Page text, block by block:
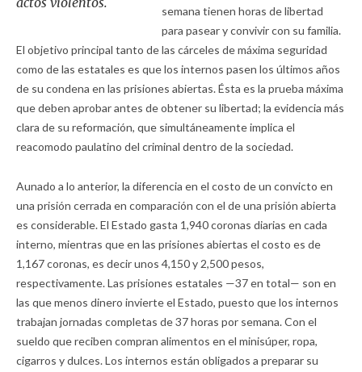
semana tienen horas de libertad
para pasear y convivir con su familia.
El objetivo principal tanto de las cárceles de máxima seguridad
como de las estatales es que los internos pasen los últimos años
de su condena en las prisiones abiertas. Ésta es la prueba máxima
que deben aprobar antes de obtener su libertad; la evidencia más
clara de su reformación, que simultáneamente implica el
reacomodo paulatino del criminal dentro de la sociedad.
Aunado a lo anterior, la diferencia en el costo de un convicto en
una prisión cerrada en comparación con el de una prisión abierta
es considerable. El Estado gasta 1,940 coronas diarias en cada
interno, mientras que en las prisiones abiertas el costo es de
1,167 coronas, es decir unos 4,150 y 2,500 pesos,
respectivamente. Las prisiones estatales —37 en total— son en
las que menos dinero invierte el Estado, puesto que los internos
trabajan jornadas completas de 37 horas por semana. Con el
sueldo que reciben compran alimentos en el minisúper, ropa,
cigarros y dulces. Los internos están obligados a preparar su